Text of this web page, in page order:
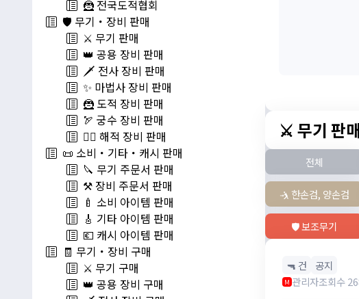
🦹 전국도적협회
🛡️ 무기・장비 판매
⚔️ 무기 판매
👑 공용 장비 판매
🗡️ 전사 장비 판매
✨ 마법사 장비 판매
🦹 도적 장비 판매
🏹 궁수 장비 판매
🏴‍☠️ 해적 장비 판매
📜 소비・기타・캐시 판매
🔪 무기 주문서 판매
⚒️ 장비 주문서 판매
🍼 소비 아이템 판매
🎸 기타 아이템 판매
💶 캐시 아이템 판매
🧾 무기・장비 구매
⚔️ 무기 구매
👑 공용 장비 구매
⚔️ 무기 판매
전체
🤺 한손검, 양손검
🛡️ 보조무기
🔫 건 공지
M 관리자조회수